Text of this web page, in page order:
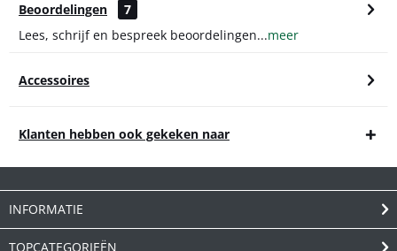
Beoordelingen
7
Lees, schrijf en bespreek beoordelingen...meer
Accessoires
Klanten hebben ook gekeken naar
INFORMATIE
TOPCATEGORIEËN